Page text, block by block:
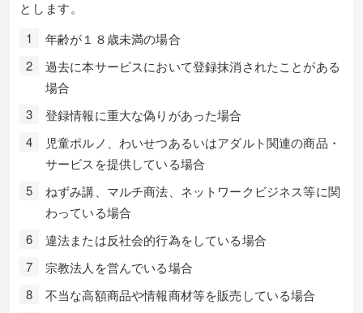
とします。
年齢が１８歳未満の場合
過去に本サービスにおいて登録抹消されたことがある
場合
登録情報に重大な偽りがあった場合
児童ポルノ、わいせつあるいはアダルト関連の商品・
サービスを提供している場合
ねずみ講、マルチ商法、ネットワークビジネス等に関
わっている場合
違法または反社会的行為をしている場合
宗教法人を営んでいる場合
不当な高額商品や情報商材等を販売している場合